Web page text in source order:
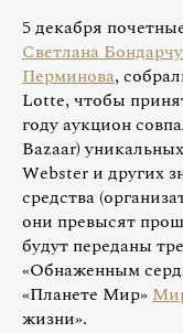
5 декабря
Светлана
Перминова,
Lotte, чтобы
году аукцион
Bazaar)
Webster и других
средства
они превысят
будут переданы
«Обнаженным
«Планете Мир»
жизни».